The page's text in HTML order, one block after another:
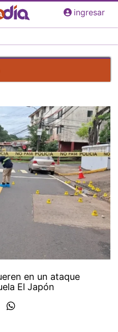
Pasar
al
principal
ingresar
en un ataque
El Japón